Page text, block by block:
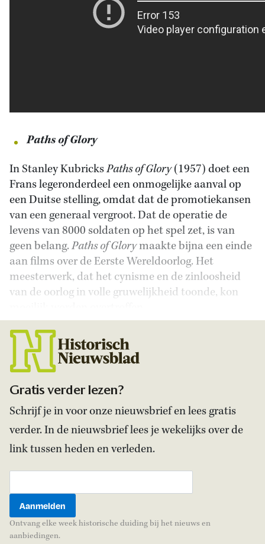
Paths of Glory
In Stanley KubricksPaths of Glory(1957) doet een
Frans legeronderdeel een onmogelijke aanval op
een Duitse stelling, omdat dat de promotiekansen
van een generaal vergroot. Dat de operatie de
levens van 8000 soldaten op het spel zet, is van
geen belang.Paths of Glorymaakte bijna een einde
aan films over de Eerste Wereldoorlog. Het
meesterwerk, dat het cynisme en de zinloosheid
van de oorlog in volle gruwelijkheid toonde, kon
Gratis verder lezen?
Schrijf je in voor onze nieuwsbrief en lees gratis
verder. In de nieuwsbrief lees je wekelijks over de
link tussen heden en verleden.
Ontvang elke week historische duiding bij het nieuws en
aanbiedingen.